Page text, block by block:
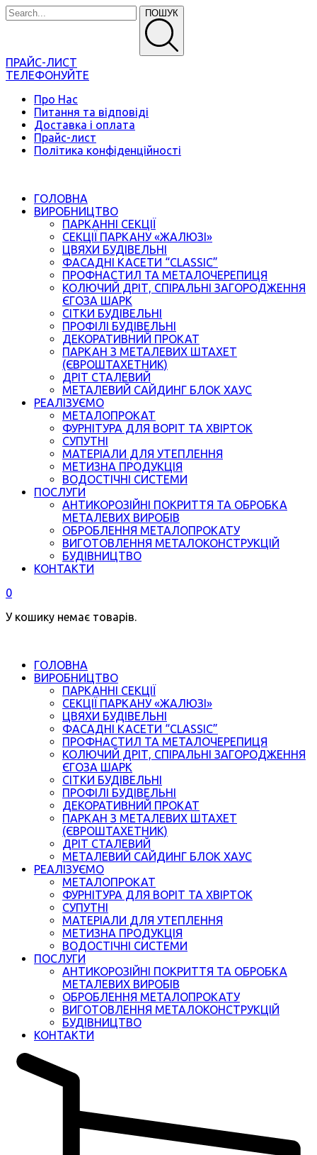
ПОШУК
ПРАЙС-ЛИСТ
ТЕЛЕФОНУЙТЕ
Про Нас
Питання та відповіді
Доставка і оплата
Прайс-лист
Політика конфіденційності
ГОЛОВНА
ВИРОБНИЦТВО
ПАРКАННІ СЕКЦІЇ
СЕКЦІЇ ПАРКАНУ «ЖАЛЮЗІ»
ЦВЯХИ БУДІВЕЛЬНІ
ФАСАДНІ КАСЕТИ “CLASSIC”
ПРОФНАСТИЛ ТА МЕТАЛОЧЕРЕПИЦЯ
КОЛЮЧИЙ ДРІТ, СПІРАЛЬНІ ЗАГОРОДЖЕННЯ
ЄГОЗА ШАРК
СІТКИ БУДІВЕЛЬНІ
ПРОФІЛІ БУДІВЕЛЬНІ
ДЕКОРАТИВНИЙ ПРОКАТ
ПАРКАН З МЕТАЛЕВИХ ШТАХЕТ
(ЄВРОШТАХЕТНИК)
ДРІТ СТАЛЕВИЙ
МЕТАЛЕВИЙ САЙДИНГ БЛОК ХАУС
РЕАЛІЗУЄМО
МЕТАЛОПРОКАТ
ФУРНІТУРА ДЛЯ ВОРІТ ТА ХВІРТОК
СУПУТНІ
МАТЕРІАЛИ ДЛЯ УТЕПЛЕННЯ
МЕТИЗНА ПРОДУКЦІЯ
ВОДОСТІЧНІ СИСТЕМИ
ПОСЛУГИ
АНТИКОРОЗІЙНІ ПОКРИТТЯ ТА ОБРОБКА
МЕТАЛЕВИХ ВИРОБІВ
ОБРОБЛЕННЯ МЕТАЛОПРОКАТУ
ВИГОТОВЛЕННЯ МЕТАЛОКОНСТРУКЦІЙ
БУДІВНИЦТВО
КОНТАКТИ
0
У кошику немає товарів.
ГОЛОВНА
ВИРОБНИЦТВО
ПАРКАННІ СЕКЦІЇ
СЕКЦІЇ ПАРКАНУ «ЖАЛЮЗІ»
ЦВЯХИ БУДІВЕЛЬНІ
ФАСАДНІ КАСЕТИ “CLASSIC”
ПРОФНАСТИЛ ТА МЕТАЛОЧЕРЕПИЦЯ
КОЛЮЧИЙ ДРІТ, СПІРАЛЬНІ ЗАГОРОДЖЕННЯ
ЄГОЗА ШАРК
СІТКИ БУДІВЕЛЬНІ
ПРОФІЛІ БУДІВЕЛЬНІ
ДЕКОРАТИВНИЙ ПРОКАТ
ПАРКАН З МЕТАЛЕВИХ ШТАХЕТ
(ЄВРОШТАХЕТНИК)
ДРІТ СТАЛЕВИЙ
МЕТАЛЕВИЙ САЙДИНГ БЛОК ХАУС
РЕАЛІЗУЄМО
МЕТАЛОПРОКАТ
ФУРНІТУРА ДЛЯ ВОРІТ ТА ХВІРТОК
СУПУТНІ
МАТЕРІАЛИ ДЛЯ УТЕПЛЕННЯ
МЕТИЗНА ПРОДУКЦІЯ
ВОДОСТІЧНІ СИСТЕМИ
ПОСЛУГИ
АНТИКОРОЗІЙНІ ПОКРИТТЯ ТА ОБРОБКА
МЕТАЛЕВИХ ВИРОБІВ
ОБРОБЛЕННЯ МЕТАЛОПРОКАТУ
ВИГОТОВЛЕННЯ МЕТАЛОКОНСТРУКЦІЙ
БУДІВНИЦТВО
КОНТАКТИ